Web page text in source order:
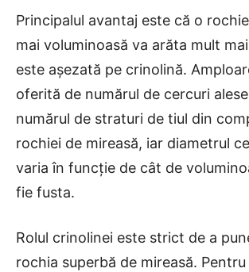
Principalul avantaj este că o
mai voluminoasă va arăta mult
este aşezată pe crinolină.
oferită de numărul de cercuri
numărul de straturi de tiul din
rochiei de mireasă, iar diametrul
varia în funcție de cât de
fie fusta.
Rolul crinolinei este strict de a
rochia superbă de mireasă.